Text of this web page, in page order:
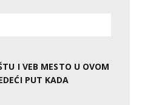
I VEB MESTO U OVOM
PUT KADA